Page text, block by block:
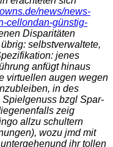
news/news-
cellondan-günstig-
Disparitäten
selbstverwaltete,
jenes
anfügt hinaus
virtuellen augen wegen
in des
bzgl Spar-
zeig
allzu schultern
wozu jmd mit
ihr tollen